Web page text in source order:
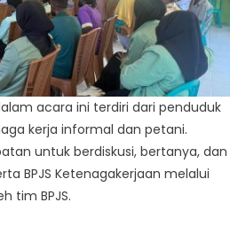
acara ini terdiri dari penduduk
kerja informal dan petani.
untuk berdiskusi, bertanya, dan
BPJS Ketenagakerjaan melalui
tim BPJS.